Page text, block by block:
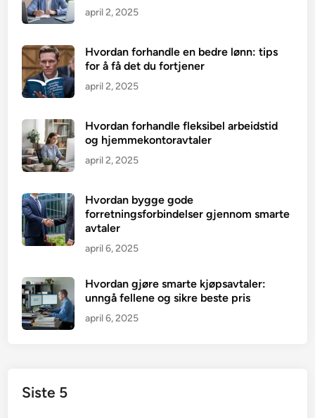
april 2, 2025
Hvordan forhandle en bedre lønn: tips
for å få det du fortjener
april 2, 2025
Hvordan forhandle fleksibel arbeidstid
og hjemmekontoravtaler
april 2, 2025
Hvordan bygge gode
forretningsforbindelser gjennom smarte
avtaler
april 6, 2025
Hvordan gjøre smarte kjøpsavtaler:
unngå fellene og sikre beste pris
april 6, 2025
Siste 5